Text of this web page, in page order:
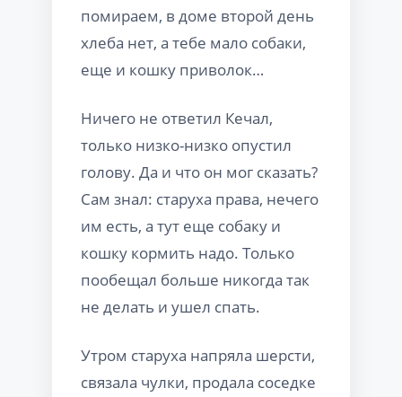
помираем, в доме второй день
хлеба нет, а тебе мало собаки,
еще и кошку приволок…
Ничего не ответил Кечал,
только низко-низко опустил
голову. Да и что он мог сказать?
Сам знал: старуха права, нечего
им есть, а тут еще собаку и
кошку кормить надо. Только
пообещал больше никогда так
не делать и ушел спать.
Утром старуха напряла шерсти,
связала чулки, продала соседке